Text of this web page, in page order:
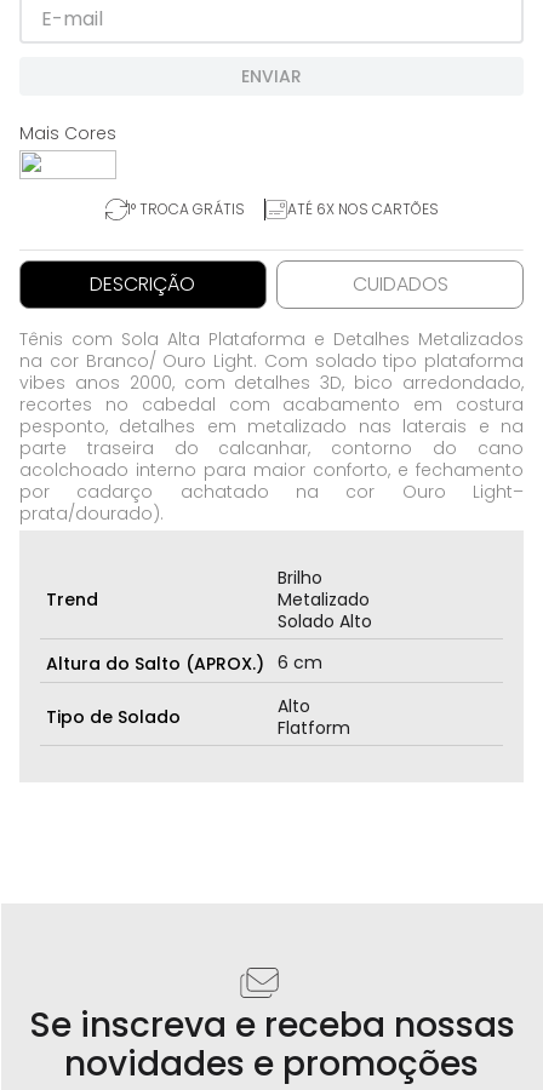
ENVIAR
1° TROCA GRÁTIS ATÉ 6X NOS CARTÕES
DESCRIÇÃO CUIDADOS
Tênis com Sola Alta Plataforma e Detalhes Metalizados
na cor Branco/ Ouro Light. Com solado tipo plataforma
vibes anos 2000, com detalhes 3D, bico arredondado,
recortes no cabedal com acabamento em costura
pesponto, detalhes em metalizado nas laterais e na
parte traseira do calcanhar, contorno do cano
acolchoado interno para maior conforto, e fechamento
por cadarço achatado na cor Ouro Light–
prata/dourado).
Trend
Brilho
Metalizado
Solado Alto
Altura do Salto (APROX.) 6 cm
Tipo de Solado
Alto
Flatform
Se inscreva e receba nossas
novidades e promoções